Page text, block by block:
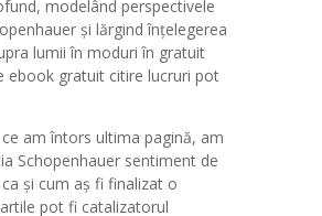
modelând perspectivele
și lărgind înțelegerea
lumii în moduri în gratuit
ebook gratuit citire lucruri pot
am întors ultima pagină, am
Schopenhauer sentiment de
și cum aș fi finalizat o
pot fi catalizatorul